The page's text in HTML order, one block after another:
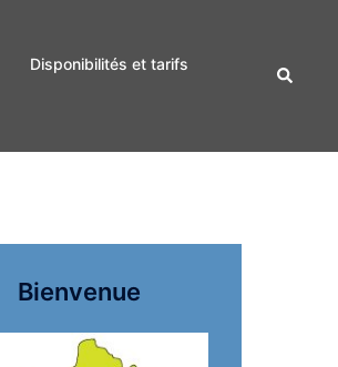
Disponibilités et tarifs
Bienvenue